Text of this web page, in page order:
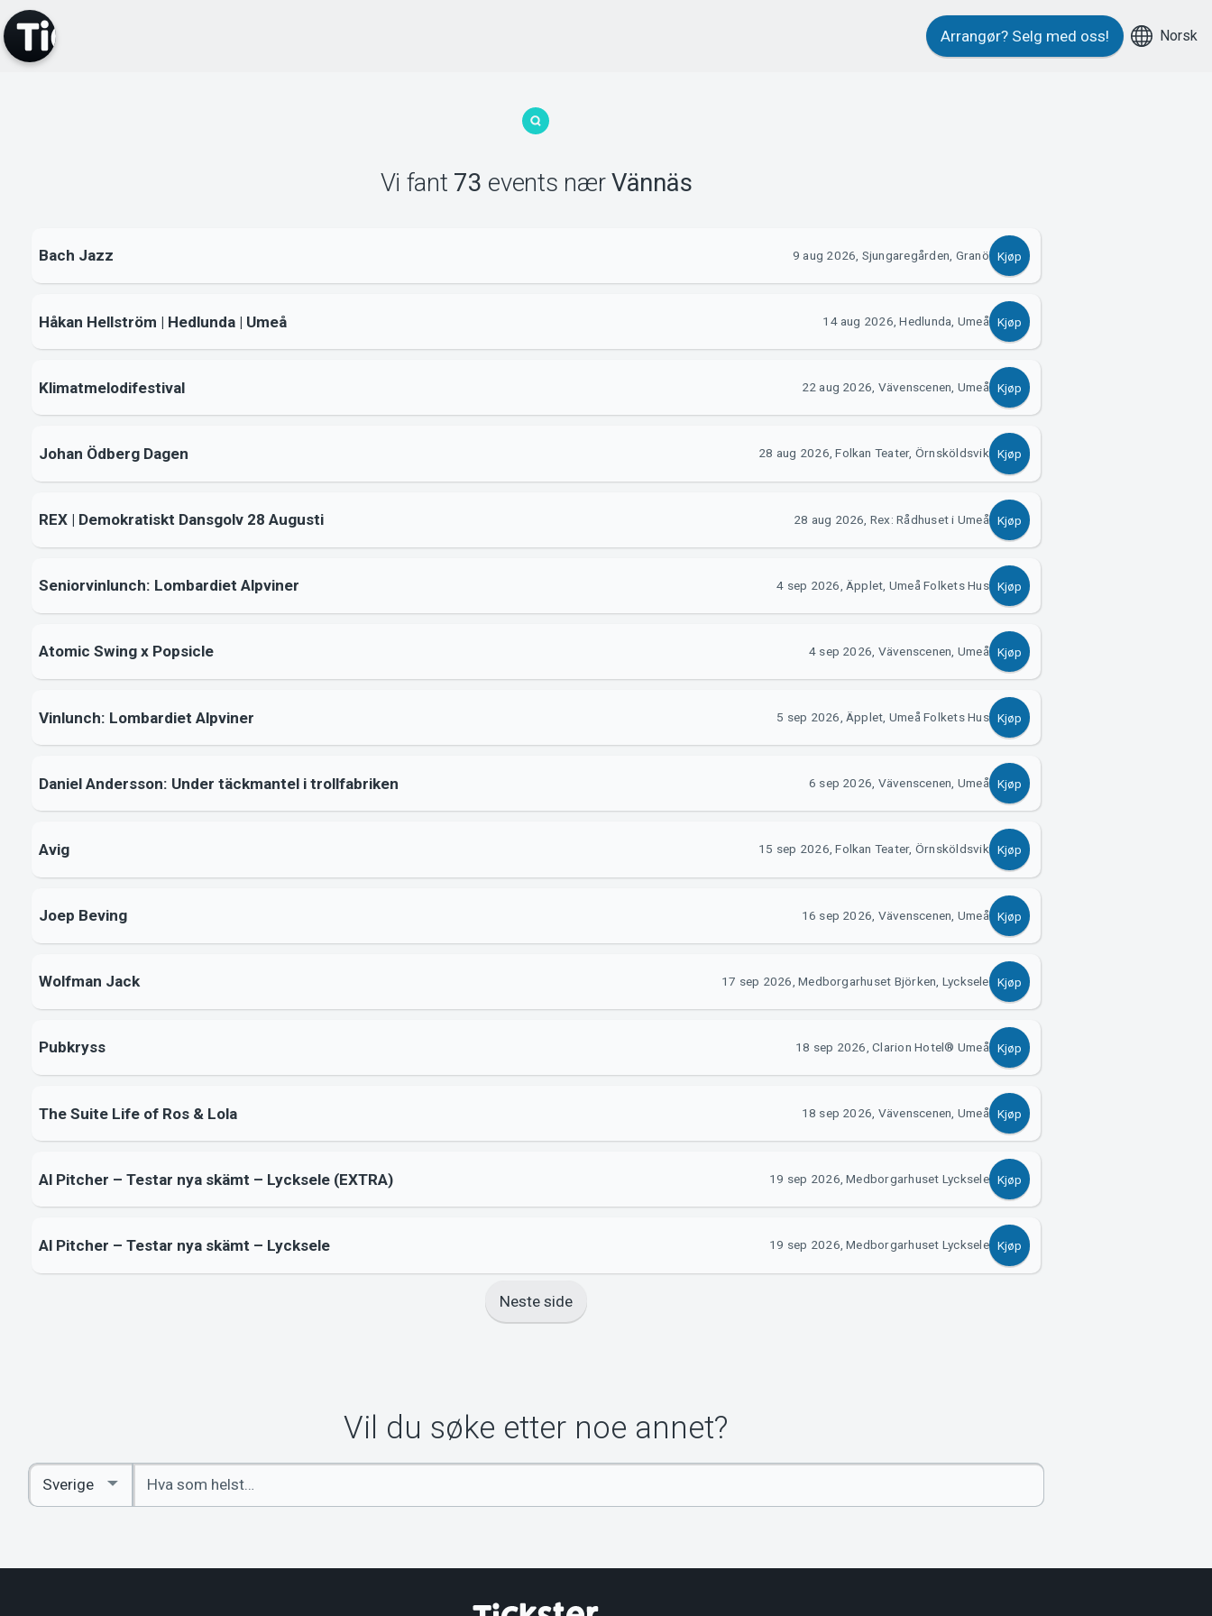
Arrangør? Selg med oss! Norsk
Vi fant 73 events nærVännäs
Bach Jazz 9 aug 2026, Sjungaregården, Granö Kjøp
Håkan Hellström | Hedlunda | Umeå 14 aug 2026, Hedlunda, Umeå Kjøp
Klimatmelodifestival 22 aug 2026, Vävenscenen, Umeå Kjøp
Johan Ödberg Dagen 28 aug 2026, Folkan Teater, Örnsköldsvik Kjøp
REX | Demokratiskt Dansgolv 28 Augusti 28 aug 2026, Rex: Rådhuset i Umeå Kjøp
Seniorvinlunch: Lombardiet Alpviner 4 sep 2026, Äpplet, Umeå Folkets Hus Kjøp
Atomic Swing x Popsicle 4 sep 2026, Vävenscenen, Umeå Kjøp
Vinlunch: Lombardiet Alpviner 5 sep 2026, Äpplet, Umeå Folkets Hus Kjøp
Daniel Andersson: Under täckmantel i trollfabriken 6 sep 2026, Vävenscenen, Umeå Kjøp
Avig 15 sep 2026, Folkan Teater, Örnsköldsvik Kjøp
Joep Beving 16 sep 2026, Vävenscenen, Umeå Kjøp
Wolfman Jack 17 sep 2026, Medborgarhuset Björken, Lycksele Kjøp
Pubkryss 18 sep 2026, Clarion Hotel® Umeå Kjøp
The Suite Life of Ros & Lola 18 sep 2026, Vävenscenen, Umeå Kjøp
Al Pitcher – Testar nya skämt – Lycksele (EXTRA) 19 sep 2026, Medborgarhuset Lycksele Kjøp
Al Pitcher – Testar nya skämt – Lycksele 19 sep 2026, Medborgarhuset Lycksele Kjøp
Neste side
Vil du søke etter noe annet?
Angi
nøkkelord
Select
Country